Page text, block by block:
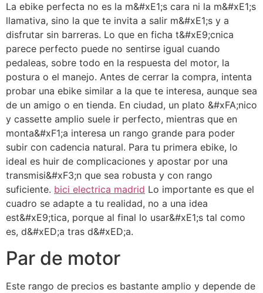
La ebike perfecta no es la m&#xE1;s cara ni la m&#xE1;s
llamativa, sino la que te invita a salir m&#xE1;s y a
disfrutar sin barreras. Lo que en ficha t&#xE9;cnica
parece perfecto puede no sentirse igual cuando
pedaleas, sobre todo en la respuesta del motor, la
postura o el manejo. Antes de cerrar la compra, intenta
probar una ebike similar a la que te interesa, aunque sea
de un amigo o en tienda. En ciudad, un plato &#xFA;nico
y cassette amplio suele ir perfecto, mientras que en
monta&#xF1;a interesa un rango grande para poder
subir con cadencia natural. Para tu primera ebike, lo
ideal es huir de complicaciones y apostar por una
transmisi&#xF3;n que sea robusta y con rango
suficiente. bici electrica madrid Lo importante es que el
cuadro se adapte a tu realidad, no a una idea
est&#xE9;tica, porque al final lo usar&#xE1;s tal como
es, d&#xED;a tras d&#xED;a.
Par de motor
Este rango de precios es bastante amplio y depende de